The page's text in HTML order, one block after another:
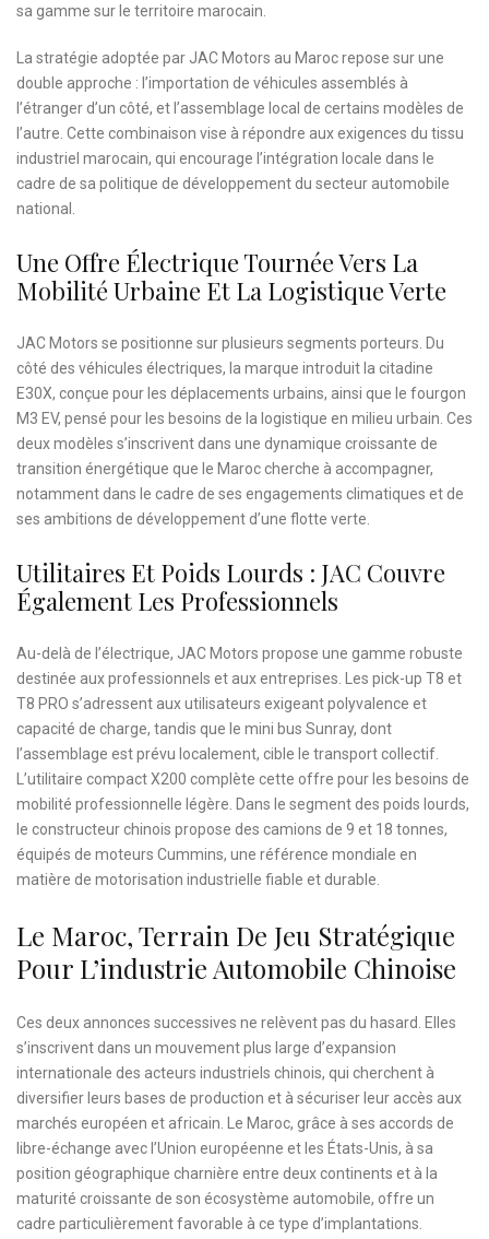
sa gamme sur le territoire marocain.
La stratégie adoptée par JAC Motors au Maroc repose sur une
double approche : l’importation de véhicules assemblés à
l’étranger d’un côté, et l’assemblage local de certains modèles de
l’autre. Cette combinaison vise à répondre aux exigences du tissu
industriel marocain, qui encourage l’intégration locale dans le
cadre de sa politique de développement du secteur automobile
national.
Une Offre Électrique Tournée Vers La
Mobilité Urbaine Et La Logistique Verte
JAC Motors se positionne sur plusieurs segments porteurs. Du
côté des véhicules électriques, la marque introduit la citadine
E30X, conçue pour les déplacements urbains, ainsi que le fourgon
M3 EV, pensé pour les besoins de la logistique en milieu urbain. Ces
deux modèles s’inscrivent dans une dynamique croissante de
transition énergétique que le Maroc cherche à accompagner,
notamment dans le cadre de ses engagements climatiques et de
ses ambitions de développement d’une flotte verte.
Utilitaires Et Poids Lourds : JAC Couvre
Également Les Professionnels
Au-delà de l’électrique, JAC Motors propose une gamme robuste
destinée aux professionnels et aux entreprises. Les pick-up T8 et
T8 PRO s’adressent aux utilisateurs exigeant polyvalence et
capacité de charge, tandis que le mini bus Sunray, dont
l’assemblage est prévu localement, cible le transport collectif.
L’utilitaire compact X200 complète cette offre pour les besoins de
mobilité professionnelle légère. Dans le segment des poids lourds,
le constructeur chinois propose des camions de 9 et 18 tonnes,
équipés de moteurs Cummins, une référence mondiale en
matière de motorisation industrielle fiable et durable.
Le Maroc, Terrain De Jeu Stratégique
Pour L’industrie Automobile Chinoise
Ces deux annonces successives ne relèvent pas du hasard. Elles
s’inscrivent dans un mouvement plus large d’expansion
internationale des acteurs industriels chinois, qui cherchent à
diversifier leurs bases de production et à sécuriser leur accès aux
marchés européen et africain. Le Maroc, grâce à ses accords de
libre-échange avec l’Union européenne et les États-Unis, à sa
position géographique charnière entre deux continents et à la
maturité croissante de son écosystème automobile, offre un
cadre particulièrement favorable à ce type d’implantations.